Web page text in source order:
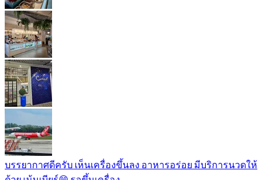
บรรยากาศดีครับ เห็นเครื่องขึ้นลง อาหารอร่อย มีบริการนวดให้